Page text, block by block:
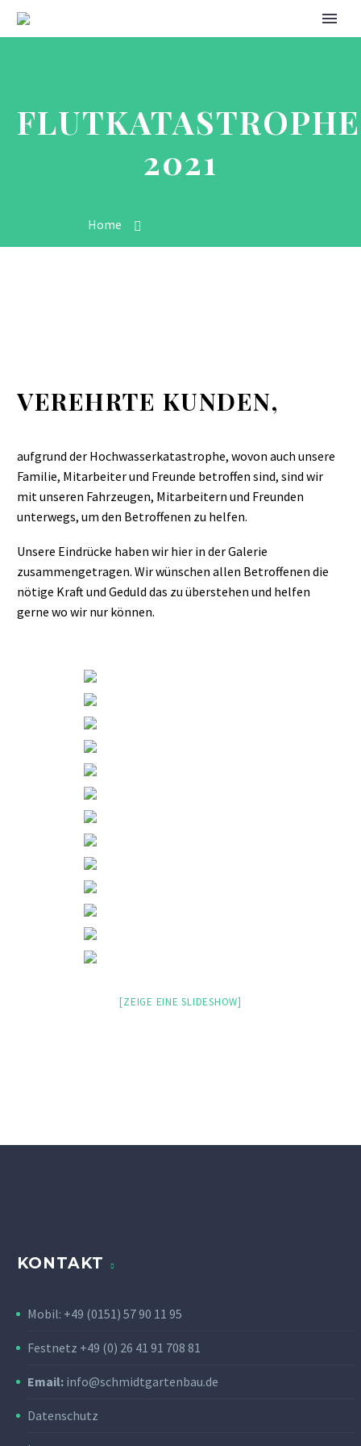
FLUTKATASTROPHE
2021
Home
VEREHRTE KUNDEN,
aufgrund der Hochwasserkatastrophe, wovon auch unsere
Familie, Mitarbeiter und Freunde betroffen sind, sind wir
mit unseren Fahrzeugen, Mitarbeitern und Freunden
unterwegs, um den Betroffenen zu helfen.
Unsere Eindrücke haben wir hier in der Galerie
zusammengetragen. Wir wünschen allen Betroffenen die
nötige Kraft und Geduld das zu überstehen und helfen
gerne wo wir nur können.
[ZEIGE EINE SLIDESHOW]
KONTAKT
Mobil: +49 (0151) 57 90 11 95
Festnetz +49 (0) 26 41 91 708 81
Email: info@schmidtgartenbau.de
Datenschutz